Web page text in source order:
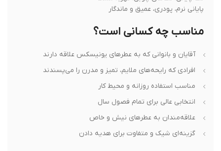
پایانی نرم، پودری، عمیق و ماندگار
مناسب چه کسانی است؟
آقایان و بانوانی که به عطرهای یونیسکس علاقه دارند
افرادی که رایحه‌های ملایم، تمیز و مدرن را می‌پسندند
مناسب استفاده روزانه و محیط کار
انتخابی عالی برای تمام فصول سال
علاقه‌مندان به عطرهای نیش و خاص
گزینه‌ای شیک و متفاوت برای هدیه دادن